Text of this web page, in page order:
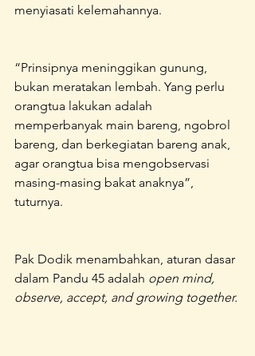
menyiasati kelemahannya.
“Prinsipnya meninggikan gunung,
bukan meratakan lembah. Yang perlu
orangtua lakukan adalah
memperbanyak main bareng, ngobrol
bareng, dan berkegiatan bareng anak,
agar orangtua bisa mengobservasi
masing-masing bakat anaknya”,
tuturnya.
Pak Dodik menambahkan, aturan dasar
dalam Pandu 45 adalah open mind,
observe, accept, and growing together.